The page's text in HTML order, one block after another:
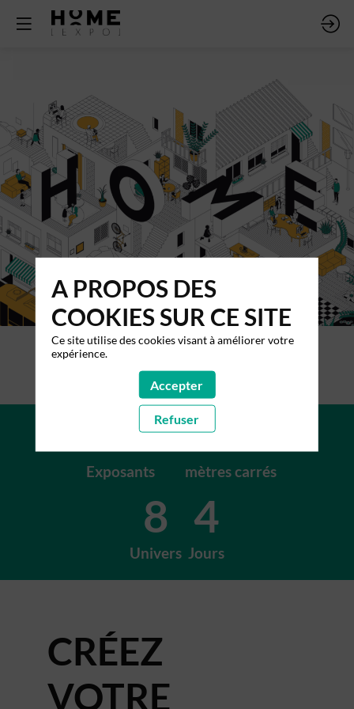
+200
Exposants
+15K
mètres carrés
8
Univers
4
Jours
CRÉEZ
VOTRE
A PROPOS DES
COOKIES SUR CE SITE
Ce site utilise des cookies visant à améliorer votre
expérience.
Accepter
Refuser